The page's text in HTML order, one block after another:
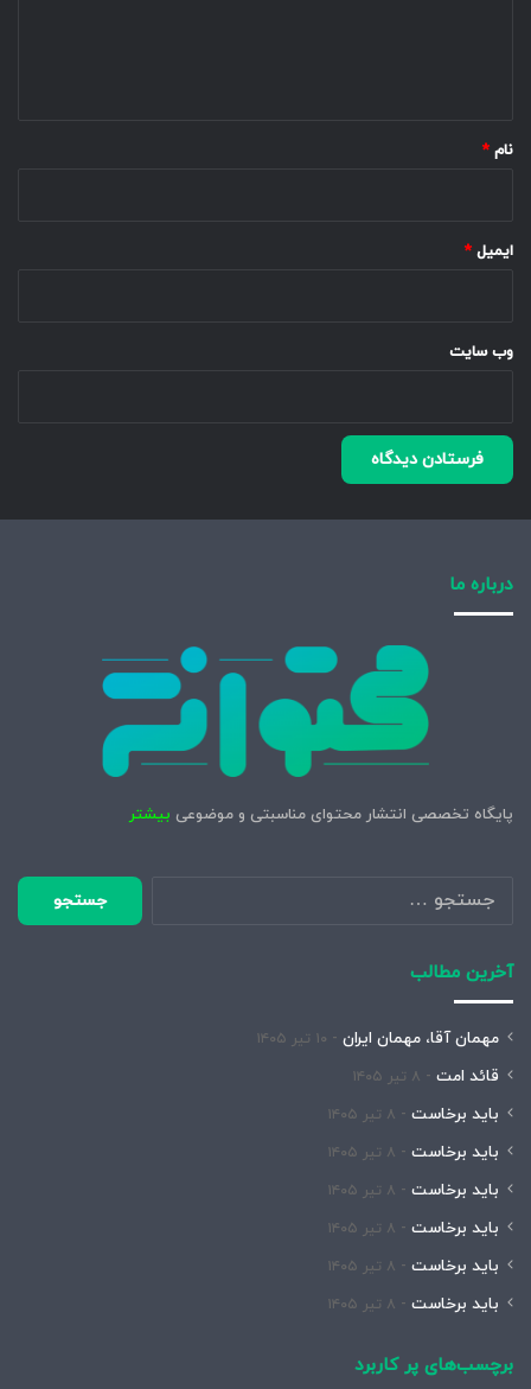
نام *
ایمیل *
وب‌ سایت
درباره ما
پایگاه تخصصی انتشار محتوای مناسبتی و موضوعی بیشتر
جستجو
برای:
آخرین مطالب
مهمان آقا، مهمان ایران ۱۰ تیر ۱۴۰۵
قائد امت ۸ تیر ۱۴۰۵
باید برخاست ۸ تیر ۱۴۰۵
باید برخاست ۸ تیر ۱۴۰۵
باید برخاست ۸ تیر ۱۴۰۵
باید برخاست ۸ تیر ۱۴۰۵
باید برخاست ۸ تیر ۱۴۰۵
باید برخاست ۸ تیر ۱۴۰۵
برچسب‌های پر کاربرد